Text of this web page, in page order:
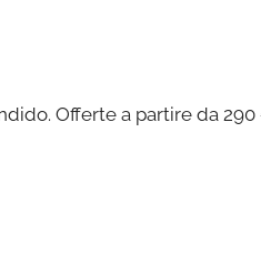
Offerte a partire da